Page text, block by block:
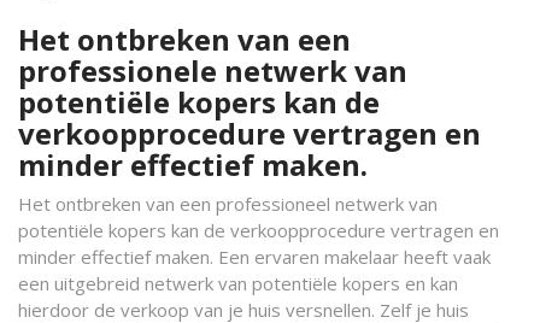
Het ontbreken van een
professionele netwerk van
potentiële kopers kan de
verkoopprocedure vertragen en
minder effectief maken.
Het ontbreken van een professioneel netwerk van
potentiële kopers kan de verkoopprocedure vertragen en
minder effectief maken. Een ervaren makelaar heeft vaak
een uitgebreid netwerk van potentiële kopers en kan
hierdoor de verkoop van je huis versnellen. Zelf je huis